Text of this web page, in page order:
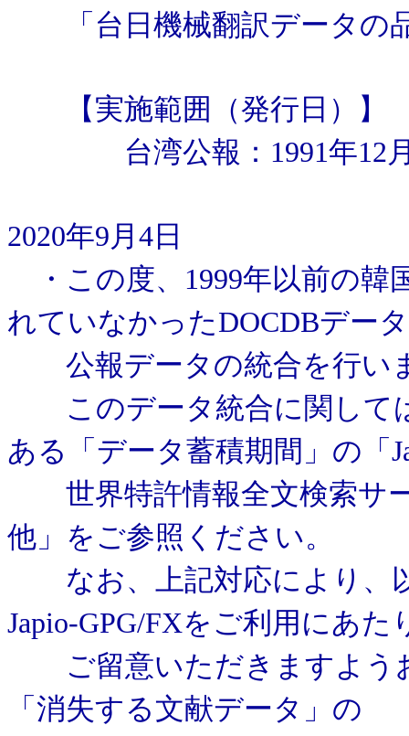
「台日機械翻訳データの
【実施範囲（発行日）】
台湾公報：1991年12月
2020年9月4日
・この度、1999年以前の韓
れていなかったDOCDBデー
公報データの統合を行い
このデータ統合に関して
ある「データ蓄積期間」の「
世界特許情報全文検索サ
他」をご参照ください。
なお、上記対応により、
Japio-GPG/FXをご利用にあた
ご留意いただきますよう
「消失する文献データ」の